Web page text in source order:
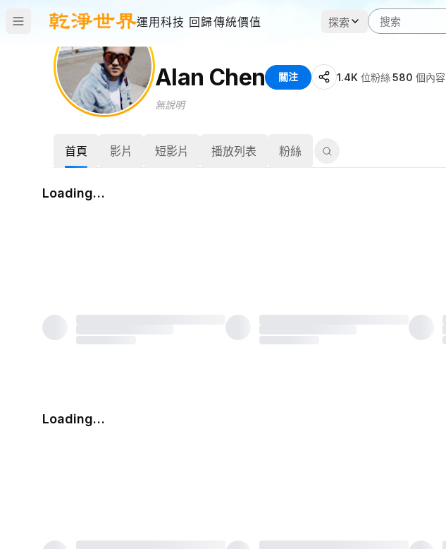
運用科技 回歸傳統價值 探索
Alan Chen 關注 1.4K 位粉絲·580 個內容
無說明
首頁 影片 短影片 播放列表 粉絲
Loading…
Loading…